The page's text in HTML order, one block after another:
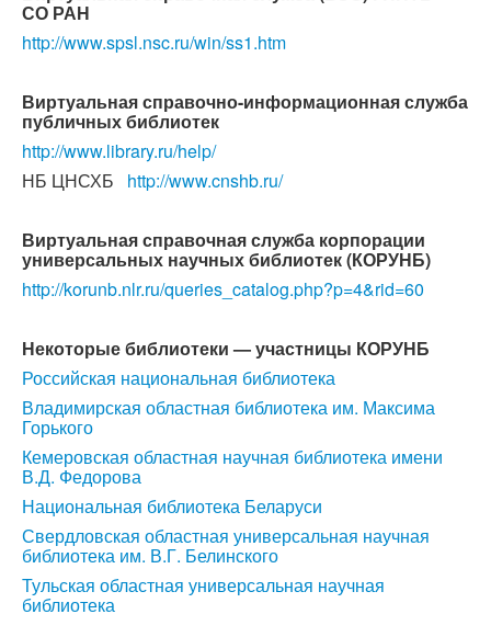
СО РАН
http://www.spsl.nsc.ru/win/ss1.htm
Виртуальная справочно-информационная служба
публичных библиотек
http://www.library.ru/help/
НБ ЦНСХБ http://www.cnshb.ru/
Виртуальная справочная служба корпорации
универсальных научных библиотек (КОРУНБ)
http://korunb.nlr.ru/queries_catalog.php?p=4&rid=60
Некоторые библиотеки — участницы КОРУНБ
Российская национальная библиотека
Владимирская областная библиотека им. Максима
Горького
Кемеровская областная научная библиотека имени
В.Д. Федорова
Национальная библиотека Беларуси
Свердловская областная универсальная научная
библиотека им. В.Г. Белинского
Тульская областная универсальная научная
библиотека